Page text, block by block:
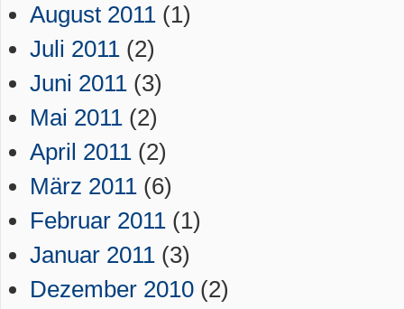
August 2011 (1)
Juli 2011 (2)
Juni 2011 (3)
Mai 2011 (2)
April 2011 (2)
März 2011 (6)
Februar 2011 (1)
Januar 2011 (3)
Dezember 2010 (2)